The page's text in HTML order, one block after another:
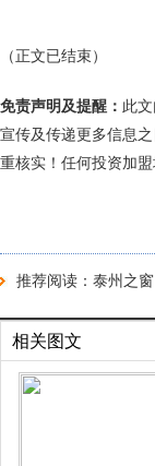
（正文已结束）
免责声明及提醒： 此
宣传及传递更多信息
重核实！任何投资加
推荐阅读： 泰州之窗
相关图文